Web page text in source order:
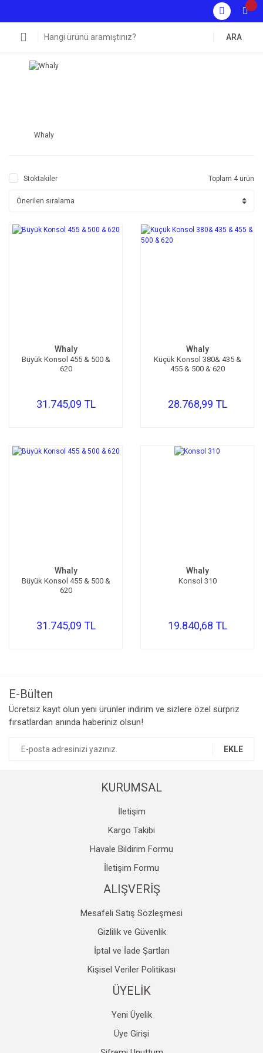
ARA
Whaly
Stoktakiler Toplam 4 ürün
Whaly
Büyük Konsol 455 & 500 &
620
31.745,09 TL
Whaly
Küçük Konsol 380& 435 &
455 & 500 & 620
28.768,99 TL
Whaly
Büyük Konsol 455 & 500 &
620
31.745,09 TL
Whaly
Konsol 310
19.840,68 TL
E-Bülten
Ücretsiz kayıt olun yeni ürünler indirim ve sizlere özel sürpriz
fırsatlardan anında haberiniz olsun!
EKLE
KURUMSAL
İletişim
Kargo Takibi
Havale Bildirim Formu
İletişim Formu
ALIŞVERİŞ
Mesafeli Satış Sözleşmesi
Gizlilik ve Güvenlik
İptal ve İade Şartları
Kişisel Veriler Politikası
ÜYELİK
Yeni Üyelik
Üye Girişi